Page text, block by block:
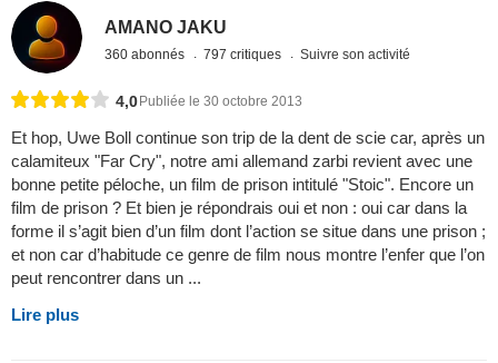
AMANO JAKU
360 abonnés 797 critiques Suivre son activité
4,0Publiée le 30 octobre 2013
Et hop, Uwe Boll continue son trip de la dent de scie car, après un
calamiteux "Far Cry", notre ami allemand zarbi revient avec une
bonne petite péloche, un film de prison intitulé "Stoic". Encore un
film de prison ? Et bien je répondrais oui et non : oui car dans la
forme il s’agit bien d’un film dont l’action se situe dans une prison ;
et non car d’habitude ce genre de film nous montre l’enfer que l’on
peut rencontrer dans un ...
Lire plus